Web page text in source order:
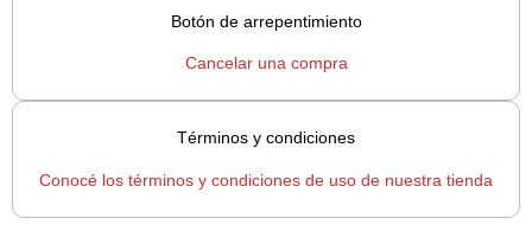
Botón de arrepentimiento
Cancelar una compra
Términos y condiciones
Conocé los términos y condiciones de uso de nuestra tienda